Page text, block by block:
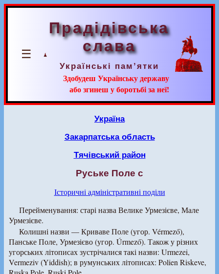
☰
Прадідівська
слава
Українські пам’ятки
Здобудеш Українську державу
або згинеш у боротьбі за неї!
Україна
Закарпатська область
Тячівський район
Руське Поле с
Історичні адміністративні поділи
Перейменування: старі назва Велике Урмезієве, Мале
Урмезієве.
Колишні назви — Криваве Поле (угор. Vérmező),
Панське Поле, Урмезієво (угор. Úrmező). Також у різних
угорських літописах зустрічалися такі назви: Urmezei,
Vermeziv (Yiddish); в румунських літописах: Polien Riskeve,